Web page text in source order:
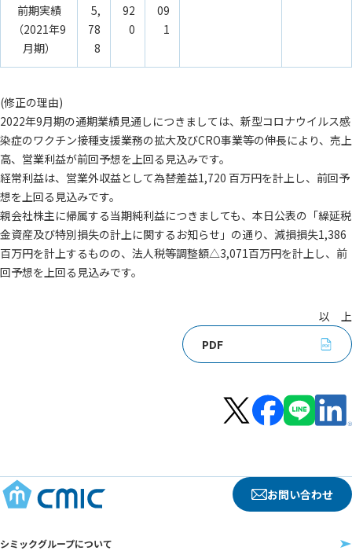
前期実績
（2021年9
月期）
5,
78
8
92
0
09
1
(修正の理由)
2022年9月期の通期業績見通しにつきましては、新型コロナウイルス感
染症のワクチン接種支援業務の拡大及びCRO事業等の伸長により、売上
高、営業利益が前回予想を上回る見込みです。
経常利益は、営業外収益として為替差益1,720 百万円を計上し、前回予
想を上回る見込みです。
親会社株主に帰属する当期純利益につきましても、本日公表の「繰延税
金資産及び特別損失の計上に関するお知らせ」の通り、減損損失1,386
百万円を計上するものの、法人税等調整額△3,071百万円を計上し、前
回予想を上回る見込みです。
以 上
PDF
お問い合わせ
シミックグループについて